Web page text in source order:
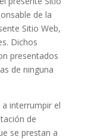
de la
Sitio Web,
Dichos
presentados
de ninguna
interrumpir el
de
se prestan a